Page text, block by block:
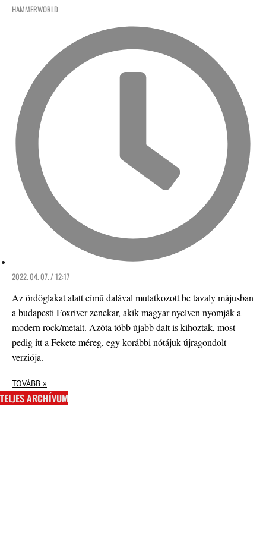
HAMMERWORLD
2022. 04. 07. / 12:17
Az ördöglakat alatt című dalával mutatkozott be tavaly májusban
a budapesti Foxriver zenekar, akik magyar nyelven nyomják a
modern rock/metalt. Azóta több újabb dalt is kihoztak, most
pedig itt a Fekete méreg, egy korábbi nótájuk újragondolt
verziója.
TOVÁBB »
TELJES ARCHÍVUM